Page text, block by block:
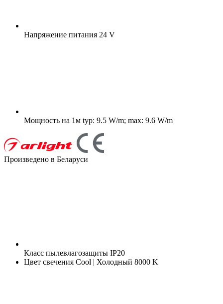
Напряжение питания 24 V
Мощность на 1м typ: 9.5 W/m; max: 9.6 W/m
Произведено в Беларуси
Класс пылевлагозащиты IP20
Цвет свечения Cool | Холодный 8000 K